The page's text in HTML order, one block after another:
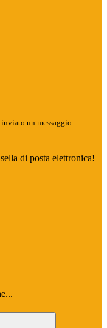
inviato un messaggio
di posta elettronica!